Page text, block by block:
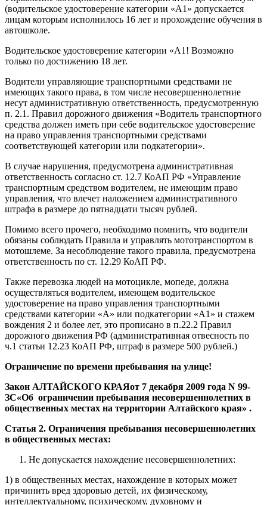
(водительское удостоверение категории «А1» допускается
лицам которым исполнилось 16 лет и прохождение обучения в
автошколе.
Водительское удостоверение категории «А1! Возможно
только по достижению 18 лет.
Водители управляющие транспортными средствами не
имеющих такого права, в том числе несовершеннолетние
несут административную ответственность, предусмотренную
п. 2.1. Правил дорожного движения «Водитель транспортного
средства должен иметь при себе водительское удостоверение
на право управления транспортными средствами
соответствующей категории или подкатегории».
В случае нарушения, предусмотрена административная
ответственность согласно ст. 12.7 КоАП РФ «Управление
транспортным средством водителем, не имеющим право
управления, что влечет наложением административного
штрафа в размере до пятнадцати тысяч рублей.
Помимо всего прочего, необходимо помнить, что водители
обязаны соблюдать Правила и управлять мототранспортом в
мотошлеме. За несоблюдение такого правила, предусмотрена
ответственность по ст. 12.29 КоАП РФ.
Также перевозка людей на мотоцикле, мопеде, должна
осуществляться водителем, имеющем водительское
удостоверение на право управления транспортными
средствами категории «А» или подкатегории «А1» и стажем
вождения 2 и более лет, это прописано в п.22.2 Правил
дорожного движения РФ (административная отвесность по
ч.1 статьи 12.23 КоАП РФ, штраф в размере 500 рублей.)
Ограничение по времени пребывания на улице!
Закон АЛТАЙСКОГО КРАЯот 7 декабря 2009 года N 99-
ЗС«Об ограничении пребывания несовершеннолетних в
общественных местах на территории Алтайского края» .
Статья 2. Ограничения пребывания несовершеннолетних
в общественных местах:
Не допускается нахождение несовершеннолетних:
1) в общественных местах, нахождение в которых может
причинить вред здоровью детей, их физическому,
интеллектуальному, психическому, духовному и